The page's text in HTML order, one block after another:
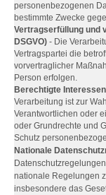
personenbezogenen
bestimmte Zwecke
Vertragserfüllung und
DSGVO) - Die
Vertragspartei die
vorvertraglicher
Person erfolgen.
Berechtigte
Verarbeitung ist zur
Verantwortlichen oder
oder Grundrechte und
Schutz
Nationale
nationale Regelungen
insbesondere das